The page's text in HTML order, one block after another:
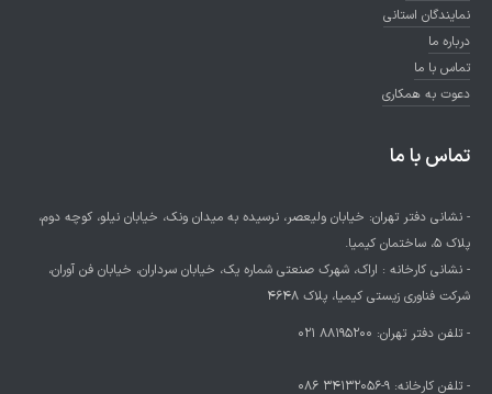
نمایندگان استانی
درباره ما
تماس با ما
دعوت به همکاری
تماس با ما
- نشانی دفتر تهران: خیابان ولیعصر، نرسیده به میدان ونک، خیابان نیلو، کوچه دوم،
پلاک 5، ساختمان کیمیا.
- نشانی کارخانه : اراک، شهرک صنعتی شماره یک، خیابان سرداران، خیابان فن آوران،
شرکت فناوری زیستی کیمیا، پلاک 4648
- تلفن دفتر تهران: 88195200 021
- تلفن کارخانه: 9-34132056 086